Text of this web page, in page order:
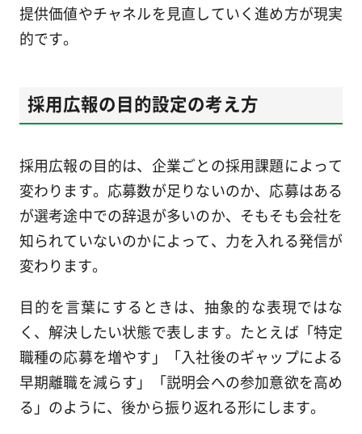
提供価値やチャネルを見直していく進め方が現実
的です。
採用広報の目的設定の考え方
採用広報の目的は、企業ごとの採用課題によって
変わります。応募数が足りないのか、応募はある
が選考途中での辞退が多いのか、そもそも会社を
知られていないのかによって、力を入れる発信が
変わります。
目的を言葉にするときは、抽象的な表現ではな
く、解決したい状態で表します。たとえば「特定
職種の応募を増やす」「入社後のギャップによる
早期離職を減らす」「説明会への参加意欲を高め
る」のように、後から振り返れる形にします。